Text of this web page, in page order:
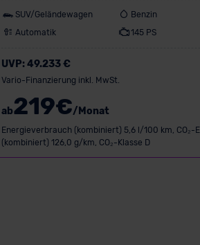
SUV/Geländewagen
Benzin
Automatik
145 PS
UVP:49.233 €
Vario-Finanzierung inkl. MwSt.
ab219€/Monat
Energieverbrauch (kombiniert) 5,6 l/100 km, CO₂-
(kombiniert) 126,0 g/km, CO₂-Klasse D